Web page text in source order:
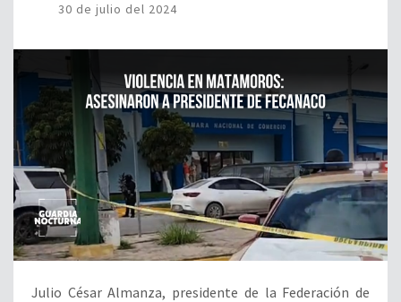
30 de julio del 2024
Julio César Almanza, presidente de la Federación de